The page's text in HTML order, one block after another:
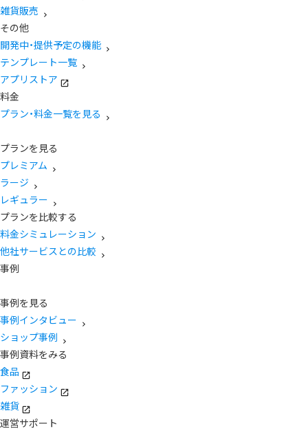
雑貨販売
その他
開発中・提供予定の機能
テンプレート一覧
アプリストア
料金
プラン・料金一覧を見る
プランを見る
プレミアム
ラージ
レギュラー
プランを比較する
料金シミュレーション
他社サービスとの比較
事例
事例を見る
事例インタビュー
ショップ事例
事例資料をみる
食品
ファッション
雑貨
運営サポート